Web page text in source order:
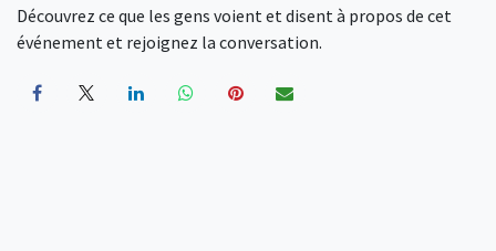
Découvrez ce que les gens voient et disent à propos de cet
événement et rejoignez la conversation.